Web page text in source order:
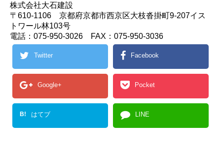
株式会社大石建設
〒610-1106 京都府京都市西京区大枝沓掛町9-207イス
トワール林103号
電話：075-950-3026 FAX：075-950-3036
Twitter Facebook
Google+ Pocket
B! はてブ LINE